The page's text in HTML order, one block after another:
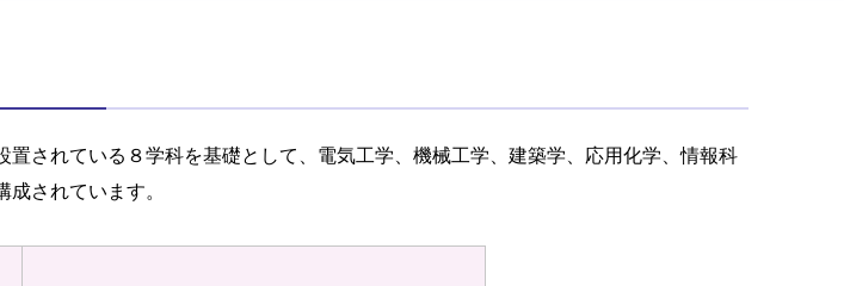
置されている８学科を基礎として、電気工学、機械工学、建築学、応用化学、情報科
されています。